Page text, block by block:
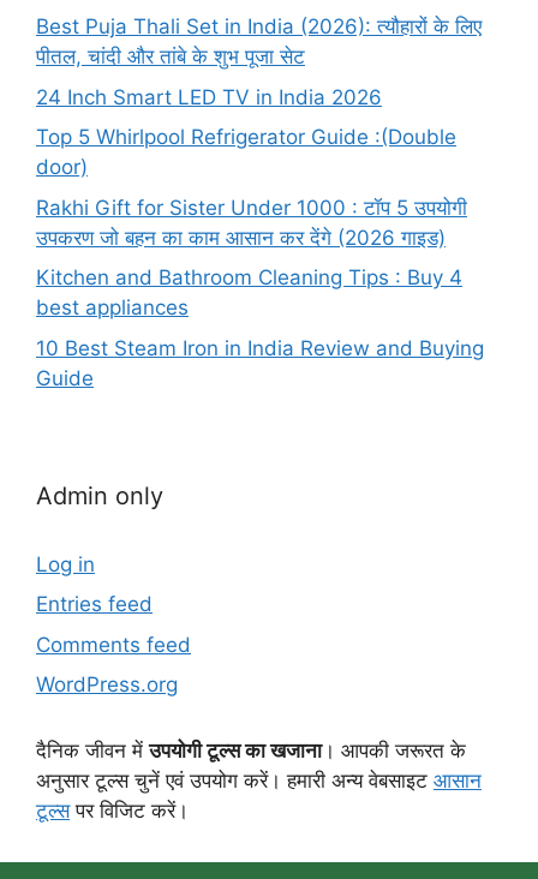
Best Puja Thali Set in India (2026): त्यौहारों के लिए
पीतल, चांदी और तांबे के शुभ पूजा सेट
24 Inch Smart LED TV in India 2026
Top 5 Whirlpool Refrigerator Guide :(Double
door)
Rakhi Gift for Sister Under 1000 : टॉप 5 उपयोगी
उपकरण जो बहन का काम आसान कर देंगे (2026 गाइड)
Kitchen and Bathroom Cleaning Tips : Buy 4
best appliances
10 Best Steam Iron in India Review and Buying
Guide
Admin only
Log in
Entries feed
Comments feed
WordPress.org
दैनिक जीवन मेंउपयोगी टूल्स का खजाना। आपकी जरूरत के
अनुसार टूल्स चुनें एवं उपयोग करें। हमारी अन्य वेबसाइट आसान
टूल्सपर विजिट करें।